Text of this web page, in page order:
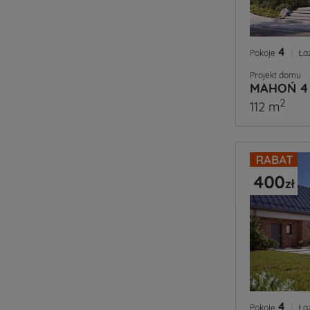
Pokoje 4
Projekt domu
MAHOŃ 4
112 m2
Pokoje 4